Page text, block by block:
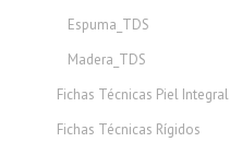
Espuma_TDS
Madera_TDS
Fichas Técnicas Piel Integral
Fichas Técnicas Rígidos